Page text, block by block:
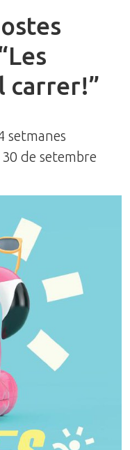
carrer!”
setmanes
de setembre